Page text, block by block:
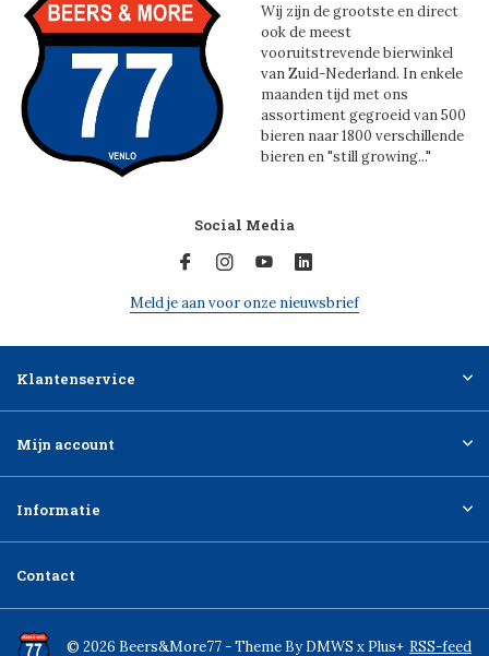
Wij zijn de grootste en direct
ook de meest
vooruitstrevende bierwinkel
van Zuid-Nederland. In enkele
maanden tijd met ons
assortiment gegroeid van 500
bieren naar 1800 verschillende
bieren en "still growing..."
Social Media
Meld je aan voor onze nieuwsbrief
Klantenservice
Mijn account
Informatie
Contact
© 2026 Beers&More77 - Theme ByDMWS x Plus+ RSS-feed